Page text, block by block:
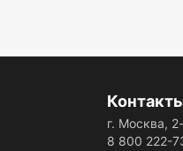
г. Москва,
8 800 222-